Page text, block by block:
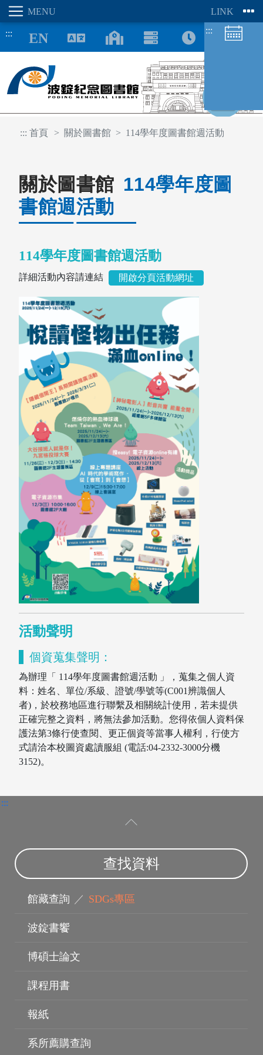
::: :::
::: 首頁 關於圖書館 114學年度圖書館週活動
關於圖書館 114學年度圖
書館週活動
114學年度圖書館週活動
詳細活動內容請連結 開啟分頁活動網址
活動聲明
個資蒐集聲明：
為辦理「 114學年度圖書館週活動 」，蒐集之個人資
料：姓名、單位/系級、證號/學號等(C001辨識個人
者)，於校務地區進行聯繫及相關統計使用，若未提供
正確完整之資料，將無法參加活動。您得依個人資料保
護法第3條行使查閱、更正個資等當事人權利，行使方
式請洽本校圖資處讀服組 (電話:04-2332-3000分機
3152)。
:::
查找資料
館藏查詢 ／ SDGs專區
波錠書饗
博碩士論文
課程用書
報紙
系所薦購查詢